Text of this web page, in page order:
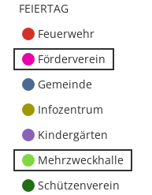
FEIERTAG
Feuerwehr
Förderverein
Gemeinde
Infozentrum
Kindergärten
Mehrzweckhalle
Schützenverein